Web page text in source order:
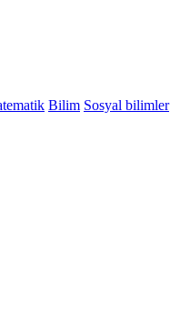
Bilim Sosyal bilimler